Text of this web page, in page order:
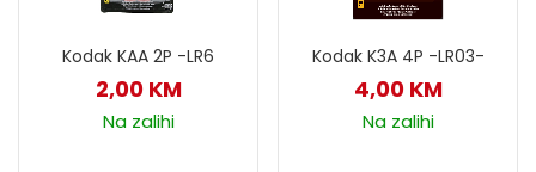
Kodak KAA 2P -LR6
2,00 KM
Na zalihi
Kodak K3A 4P -LR03-
4,00 KM
Na zalihi